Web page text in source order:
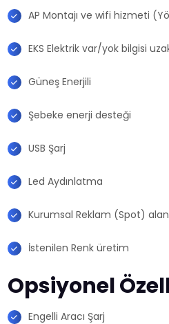
AP Montajı ve wifi hizmeti
EKS Elektrik var/yok bilgisi
Güneş Enerjili
Şebeke enerji desteği
USB Şarj
Led Aydınlatma
Kurumsal Reklam (Spot)
İstenilen Renk üretim
Opsiyonel
Engelli Aracı Şarj